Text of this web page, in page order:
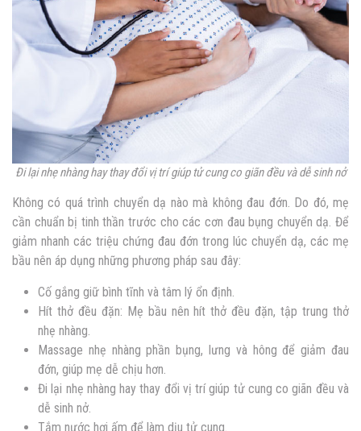
Đi lại nhẹ nhàng hay thay đổi vị trí giúp tử cung co giãn đều và dễ sinh nở
Không có quá trình chuyển dạ nào mà không đau đớn. Do đó, mẹ
cần chuẩn bị tinh thần trước cho các cơn đau bụng chuyển dạ. Để
giảm nhanh các triệu chứng đau đớn trong lúc chuyển dạ, các mẹ
bầu nên áp dụng những phương pháp sau đây:
Cố gắng giữ bình tĩnh và tâm lý ổn định.
Hít thở đều đặn: Mẹ bầu nên hít thở đều đặn, tập trung thở
nhẹ nhàng.
Massage nhẹ nhàng phần bụng, lưng và hông để giảm đau
đớn, giúp mẹ dễ chịu hơn.
Đi lại nhẹ nhàng hay thay đổi vị trí giúp tử cung co giãn đều và
dễ sinh nở.
Tắm nước hơi ấm để làm dịu tử cung.